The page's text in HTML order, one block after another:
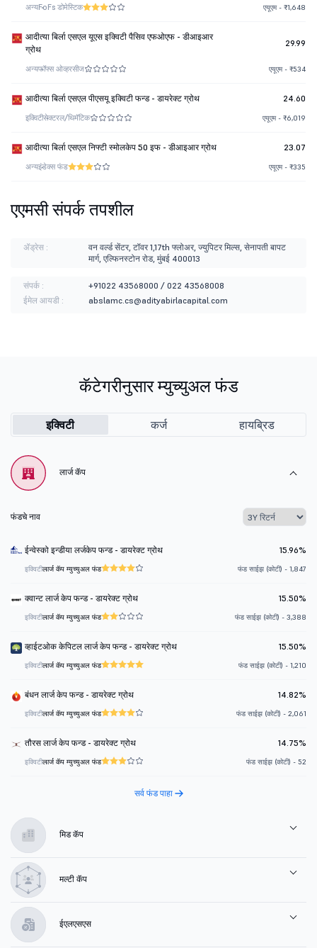
अन्यFoFs डोमेस्टिक एयूएम - ₹1,648
आदीत्या बिर्ला एसएल यूएस इक्विटी पैसिव एफओएफ - डीआइआर
ग्रोथ
29.99
अन्यफॉफ्स ओव्हरसीज एयूएम - ₹534
आदीत्या बिर्ला एसएल पीएसयू इक्विटी फन्ड - डायरेक्ट ग्रोथ 24.60
इक्विटीसेक्टरल/थिमॅटिक एयूएम - ₹6,019
आदीत्या बिर्ला एसएल निफ्टी स्मोलकेप 50 इफ - डीआइआर ग्रोथ 23.07
अन्यइंडेक्स फंड एयूएम - ₹335
एएमसी संपर्क तपशील
ॲड्रेस :
वन वर्ल्ड सेंटर, टॉवर 1,17th फ्लोअर, ज्युपिटर मिल्स, सेनापती बापट
मार्ग, एल्फिनस्टोन रोड, मुंबई 400013
संपर्क :
+91022 43568000 / 022 43568008
ईमेल आयडी :
abslamc.cs@adityabirlacapital.com
कॅटेगरीनुसार म्युच्युअल फंड
इक्विटी कर्ज हायब्रिड
लार्ज कॅप
फंडचे नाव
ईन्वेस्को इन्डीया लर्जकेप फन्ड - डायरेक्ट ग्रोथ 15.96%
इक्विटीलार्ज कॅप म्युच्युअल फंड फंड साईझ (कोटी) - 1,847
क्वान्ट लार्ज केप फन्ड - डायरेक्ट ग्रोथ 15.50%
इक्विटीलार्ज कॅप म्युच्युअल फंड फंड साईझ (कोटी) - 3,388
व्हाईटओक केपिटल लार्ज केप फन्ड - डायरेक्ट ग्रोथ 15.50%
इक्विटीलार्ज कॅप म्युच्युअल फंड फंड साईझ (कोटी) - 1,210
बंधन लार्ज केप फन्ड - डायरेक्ट ग्रोथ 14.82%
इक्विटीलार्ज कॅप म्युच्युअल फंड फंड साईझ (कोटी) - 2,061
तौरस लार्ज केप फन्ड - डायरेक्ट ग्रोथ 14.75%
इक्विटीलार्ज कॅप म्युच्युअल फंड फंड साईझ (कोटी) - 52
सर्व फंड पाहा
मिड कॅप
मल्टी कॅप
ईएलएसएस